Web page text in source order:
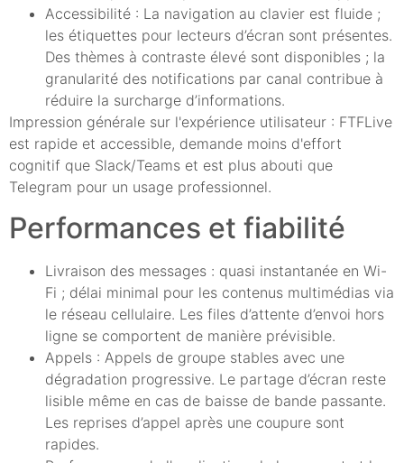
Accessibilité : La navigation au clavier est fluide ;
les étiquettes pour lecteurs d’écran sont présentes.
Des thèmes à contraste élevé sont disponibles ; la
granularité des notifications par canal contribue à
réduire la surcharge d’informations.
Impression générale sur l'expérience utilisateur : FTFLive
est rapide et accessible, demande moins d'effort
cognitif que Slack/Teams et est plus abouti que
Telegram pour un usage professionnel.
Performances et fiabilité
Livraison des messages : quasi instantanée en Wi-
Fi ; délai minimal pour les contenus multimédias via
le réseau cellulaire. Les files d’attente d’envoi hors
ligne se comportent de manière prévisible.
Appels : Appels de groupe stables avec une
dégradation progressive. Le partage d’écran reste
lisible même en cas de baisse de bande passante.
Les reprises d’appel après une coupure sont
rapides.